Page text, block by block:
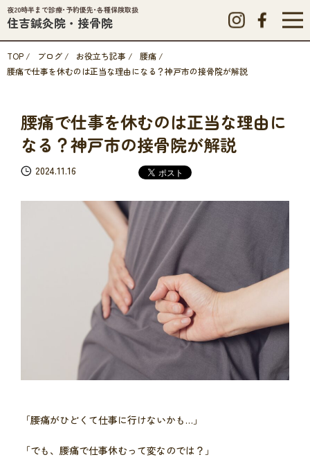
夜20時半まで診療･予約優先･各種保険取扱
住吉鍼灸院・接骨院
TOP / ブログ / お役立ち記事 / 腰痛 /
腰痛で仕事を休むのは正当な理由になる？神戸市の接骨院が解説
腰痛で仕事を休むのは正当な理由に
なる？神戸市の接骨院が解説
2024.11.16
「腰痛がひどくて仕事に行けないかも…」
「でも、腰痛で仕事休むって変なのでは？」